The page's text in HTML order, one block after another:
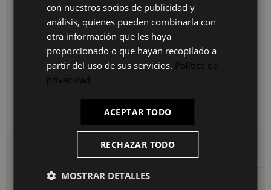
La flexibilidad del montaje hace de esta estantería un
mueble único: en horizontal ocupa más ancho para espacios
abiertos y amplios; en vertical aprovecha la altura para
rincones más estrechos. La combinación roble oscuro/roble
oscuro aporta personalidad y modernidad a cualquier
decoración.
Montaje Sencillo
Detalles del producto
con nuestros socios de publicidad y
análisis, quienes pueden combinarla con
otra información que les haya
proporcionado o que hayan recopilado a
partir del uso de sus servicios. Política de
privacidad
ACEPTAR TODO
RECHAZAR TODO
MOSTRAR DETALLES